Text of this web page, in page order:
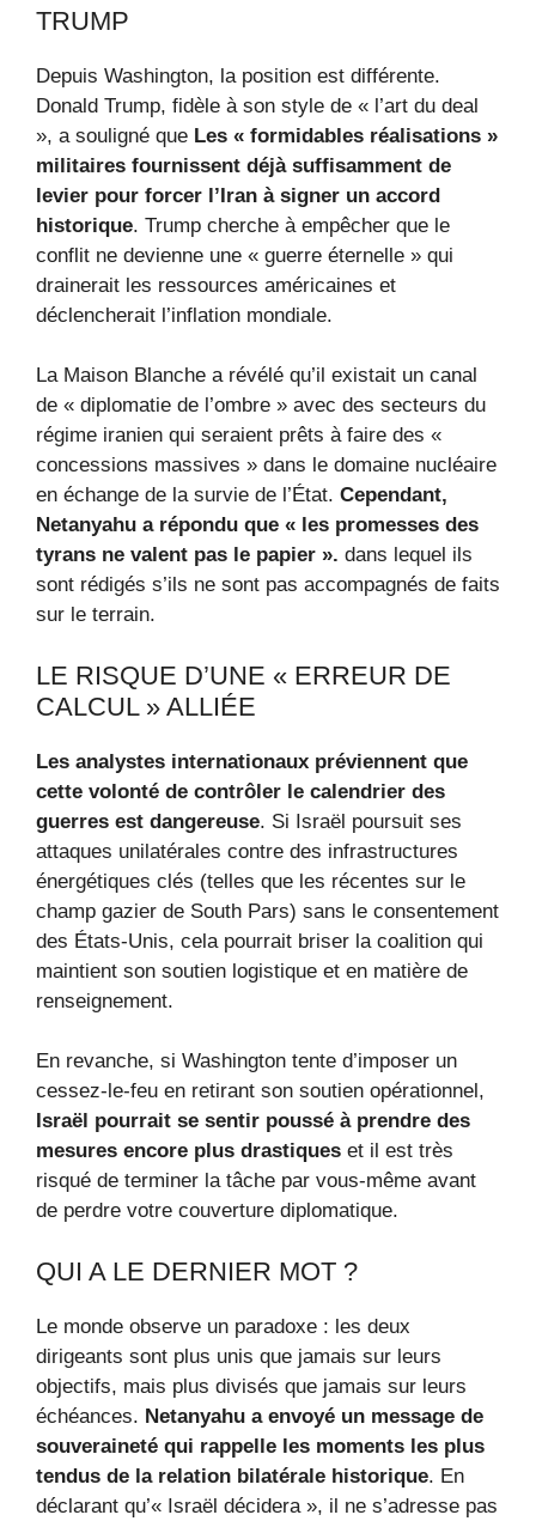
TRUMP
Depuis Washington, la position est différente.
Donald Trump, fidèle à son style de « l’art du deal
», a souligné que Les « formidables réalisations »
militaires fournissent déjà suffisamment de
levier pour forcer l’Iran à signer un accord
historique. Trump cherche à empêcher que le
conflit ne devienne une « guerre éternelle » qui
drainerait les ressources américaines et
déclencherait l’inflation mondiale.
La Maison Blanche a révélé qu’il existait un canal
de « diplomatie de l’ombre » avec des secteurs du
régime iranien qui seraient prêts à faire des «
concessions massives » dans le domaine nucléaire
en échange de la survie de l’État. Cependant,
Netanyahu a répondu que « les promesses des
tyrans ne valent pas le papier ». dans lequel ils
sont rédigés s’ils ne sont pas accompagnés de faits
sur le terrain.
LE RISQUE D’UNE « ERREUR DE
CALCUL » ALLIÉE
Les analystes internationaux préviennent que
cette volonté de contrôler le calendrier des
guerres est dangereuse. Si Israël poursuit ses
attaques unilatérales contre des infrastructures
énergétiques clés (telles que les récentes sur le
champ gazier de South Pars) sans le consentement
des États-Unis, cela pourrait briser la coalition qui
maintient son soutien logistique et en matière de
renseignement.
En revanche, si Washington tente d’imposer un
cessez-le-feu en retirant son soutien opérationnel,
Israël pourrait se sentir poussé à prendre des
mesures encore plus drastiques et il est très
risqué de terminer la tâche par vous-même avant
de perdre votre couverture diplomatique.
QUI A LE DERNIER MOT ?
Le monde observe un paradoxe : les deux
dirigeants sont plus unis que jamais sur leurs
objectifs, mais plus divisés que jamais sur leurs
échéances. Netanyahu a envoyé un message de
souveraineté qui rappelle les moments les plus
tendus de la relation bilatérale historique. En
déclarant qu’« Israël décidera », il ne s’adresse pas